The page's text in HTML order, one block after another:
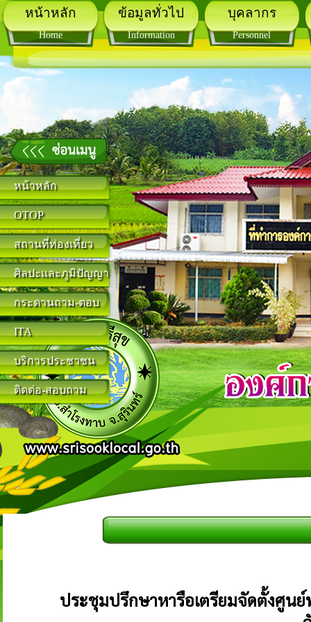
หน้าหลัก
OTOP
สถานที่ท่องเที่ยว
ศิลปะและภูมิปัญญา
กระดานถาม-ตอบ
ITA
บริการประชาชน
ติดต่อ-สอบถาม
หน้าหลัก
Home
ข้อมูลทั่วไป
Information
บุคลากร
Personnel
ประชุมปรึกษาหารือเตรียมจัดตั้งศูน